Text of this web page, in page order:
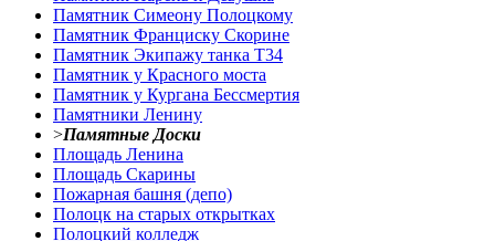
Памятник Симеону Полоцкому
Памятник Франциску Скорине
Памятник Экипажу танка Т34
Памятник у Красного моста
Памятник у Кургана Бессмертия
Памятники Ленину
>Памятные Доски
Площадь Ленина
Площадь Скарины
Пожарная башня (депо)
Полоцк на старых открытках
Полоцкий колледж